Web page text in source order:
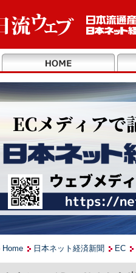
Home 日本ネット経済新聞 EC